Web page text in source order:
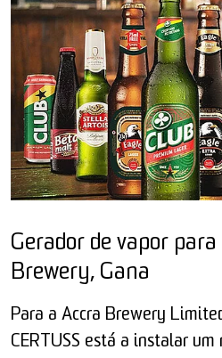
Gerador de vapor para
Brewery, Gana
Para a Accra Brewery
CERTUSS está a instalar